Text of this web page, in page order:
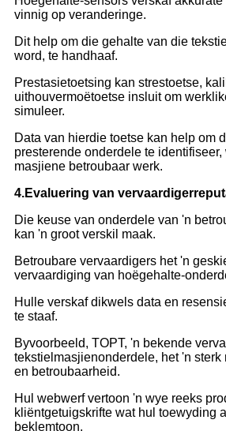
vinnig op veranderinge.
Dit help om die gehalte van die
word, te handhaaf.
Prestasietoetsing kan strestoetse,
uithouvermoëtoetse insluit om
simuleer.
Data van hierdie toetse kan help om
presterende onderdele te
masjiene betroubaar werk.
4.Evaluering van
Die keuse van onderdele van 'n
kan 'n groot verskil maak.
Betroubare vervaardigers het 'n
vervaardiging van hoëgehalte-
Hulle verskaf dikwels data en
te staaf.
Byvoorbeeld, TOPT, 'n bekende
tekstielmasjienonderdele, het 'n
en betroubaarheid.
Hul webwerf vertoon 'n wye reeks
kliëntgetuigskrifte wat hul toewyding
beklemtoon.